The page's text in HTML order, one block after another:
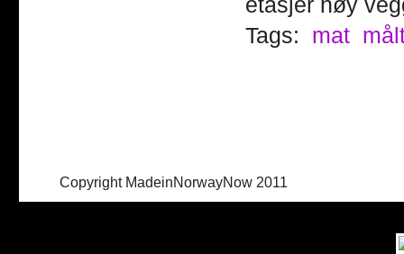
Tags:
mat
Copyright MadeinNorwayNow 2011